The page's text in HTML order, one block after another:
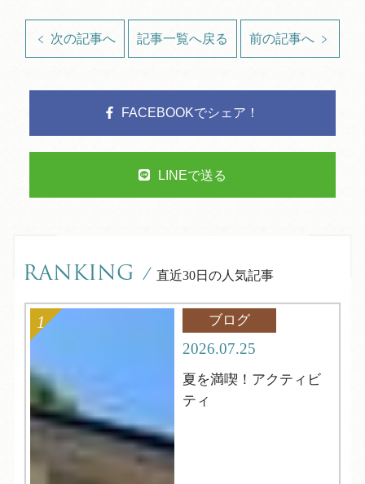
次の記事へ 記事一覧へ戻る 前の記事へ
FACEBOOKでシェア！
LINEで送る
RANKING / 直近30日の人気記事
ブログ
2026.07.25
夏を満喫！アクティビ
ティ